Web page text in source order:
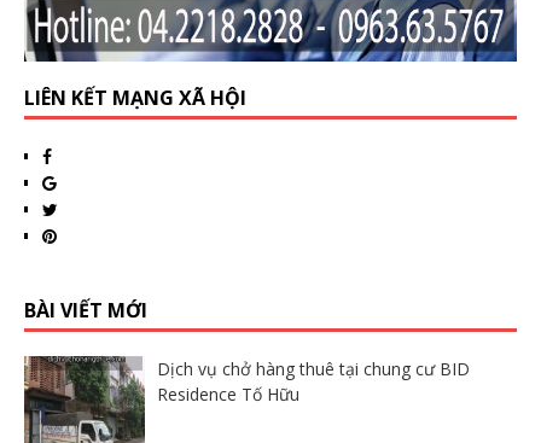
LIÊN KẾT MẠNG XÃ HỘI
BÀI VIẾT MỚI
Dịch vụ chở hàng thuê tại chung cư BID
Residence Tố Hữu